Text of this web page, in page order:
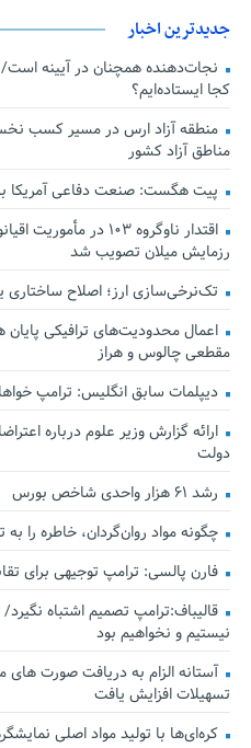
جدیدترین اخبار
کجا ایستاده‌ایم؟
منطقه آزاد ارس در مسیر کسب
مناطق آزاد کشور
پیت هگست: صنعت دفاعی آمریکا
رزمایش میلان تصویب شد
تک‌نرخی‌سازی ارز؛ اصلاح ساختاری
اعمال محدودیت‌های ترافیکی
مقطعی چالوس و هراز
دیپلمات سابق انگلیس:‌ ترامپ
ارائه گزارش وزیر علوم درباره
دولت
رشد ۶۱ هزار واحدی شاخص بورس
چگونه مواد روان‌گردان، خاطره را
فارن پالسی: ترامپ توجیهی برای
قالیباف:ترامپ تصمیم اشتباه
نیستیم و نخواهیم بود
تسهیلات افزایش یافت
کره‌ای‌ها با تولید مواد اصلی